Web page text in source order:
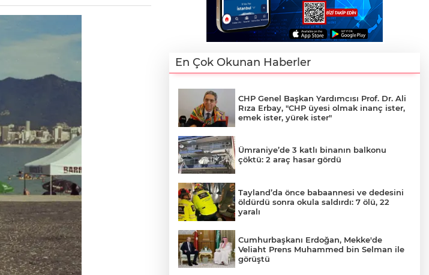
En Çok Okunan Haberler
CHP Genel Başkan Yardımcısı Prof. Dr. Ali
Rıza Erbay, "CHP üyesi olmak inanç ister,
emek ister, yürek ister"
Ümraniye’de 3 katlı binanın balkonu
çöktü: 2 araç hasar gördü
Tayland’da önce babaannesi ve dedesini
öldürdü sonra okula saldırdı: 7 ölü, 22
yaralı
Cumhurbaşkanı Erdoğan, Mekke'de
Veliaht Prens Muhammed bin Selman ile
görüştü